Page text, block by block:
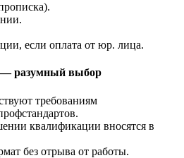
если оплата от юр. лица.
— разумный выбор
требованиям
квалификации вносятся в
без отрыва от работы.